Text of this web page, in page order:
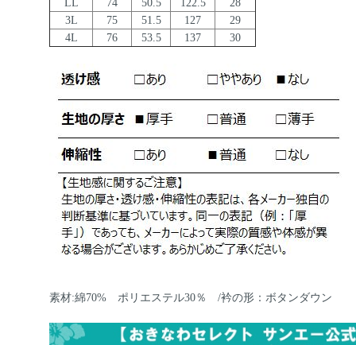
LL 74 50.5 122.5
28
3L
75 51.5 127
29
4L
76 53.5 137 30
素材:綿70% ポリエステル30％ /衿の形：ボタンダウン